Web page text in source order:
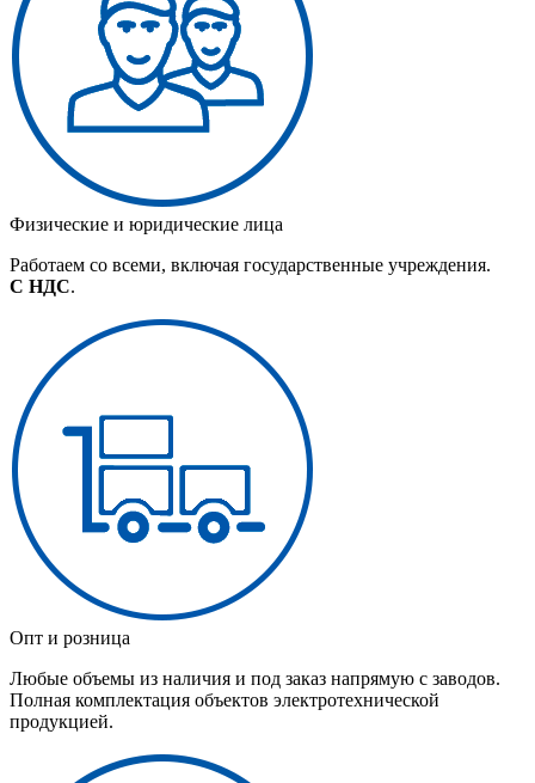
Физические и юридические лица
Работаем со всеми, включая государственные учреждения.
С НДС.
Опт и розница
Любые объемы из наличия и под заказ напрямую с заводов.
Полная комплектация объектов электротехнической
продукцией.